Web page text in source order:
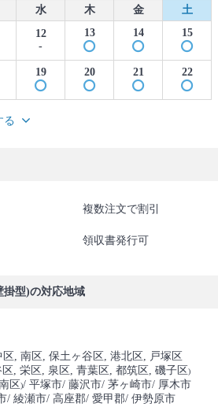
水 木 金
土
12
-
13 14 15
19 20 21 22
る
複数注文で割引
領収書発行可
掛型)の対応地域
区 , 南区 , 保土ヶ谷区 , 港北区 , 戸塚区
, 栄区 , 泉区 , 青葉区 , 都筑区 , 磯子区)
区)/ 平塚市/ 藤沢市/ 茅ヶ崎市/ 厚木市
/ 綾瀬市/ 高座郡/ 愛甲郡/ 伊勢原市